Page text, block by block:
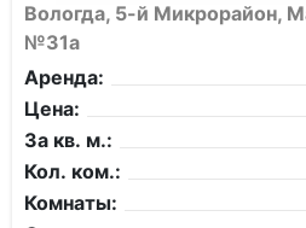
Вологда, 5-й Микрорайон,
№31а
Аренда:
Цена:
За кв. м.:
Кол. ком.:
Комнаты: